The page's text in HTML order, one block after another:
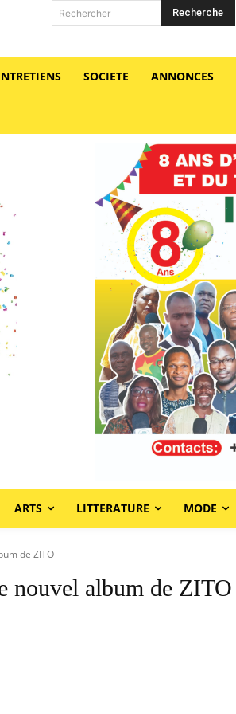
Rechercher Recherche
SOCIETE ANNONCES
ARTS LITTERATURE MODE
de ZITO
nouvel album de ZITO